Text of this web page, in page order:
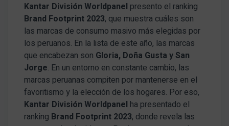
Kantar División Worldpanel presento el ranking
Brand Footprint 2023, que muestra cuáles son
las marcas de consumo masivo más elegidas por
los peruanos. En la lista de este año, las marcas
que encabezan son Gloria, Doña Gusta y San
Jorge. En un entorno en constante cambio, las
marcas peruanas compiten por mantenerse en el
favoritismo y la elección de los hogares. Por eso,
Kantar División Worldpanel ha presentado el
ranking Brand Footprint 2023, donde revela las